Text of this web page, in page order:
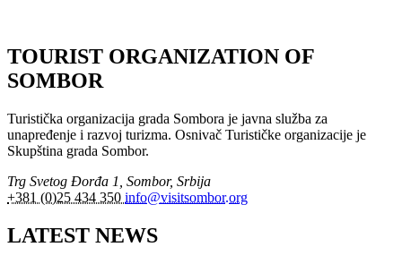
TOURIST ORGANIZATION OF
SOMBOR
Turistička organizacija grada Sombora je javna služba za
unapređenje i razvoj turizma. Osnivač Turističke organizacije je
Skupština grada Sombor.
Trg Svetog Đorđa 1, Sombor, Srbija
+381 (0)25 434 350 info@visitsombor.org
LATEST NEWS